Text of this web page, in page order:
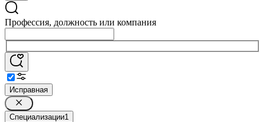
Профессия, должность или компания
Исправная
Специализации1